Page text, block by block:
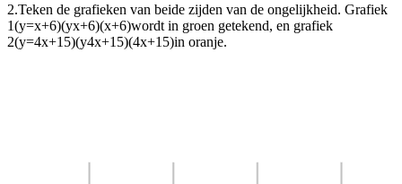
2.Teken de grafieken van beide zijden van de ongelijkheid. Grafiek
1(y=x+6)(yx+6)(x+6)wordt in groen getekend, en grafiek
2(y=4x+15)(y4x+15)(4x+15)in oranje.